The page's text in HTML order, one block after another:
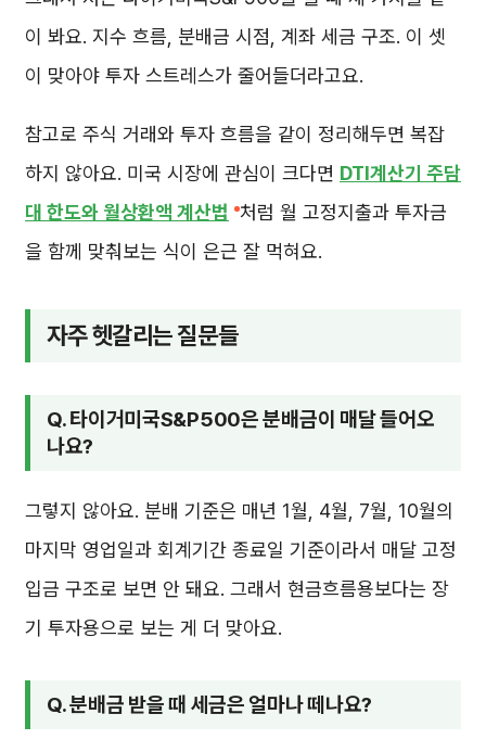
이 봐요. 지수 흐름, 분배금 시점, 계좌 세금 구조. 이 셋
이 맞아야 투자 스트레스가 줄어들더라고요.
참고로 주식 거래와 투자 흐름을 같이 정리해두면 복잡
하지 않아요. 미국 시장에 관심이 크다면 DTI계산기 주담
대 한도와 월상환액 계산법
처럼 월 고정지출과 투자금
을 함께 맞춰보는 식이 은근 잘 먹혀요.
자주 헷갈리는 질문들
Q. 타이거미국S&P500은 분배금이 매달 들어오
나요?
그렇지 않아요. 분배 기준은 매년 1월, 4월, 7월, 10월의
마지막 영업일과 회계기간 종료일 기준이라서 매달 고정
입금 구조로 보면 안 돼요. 그래서 현금흐름용보다는 장
기 투자용으로 보는 게 더 맞아요.
Q. 분배금 받을 때 세금은 얼마나 떼나요?